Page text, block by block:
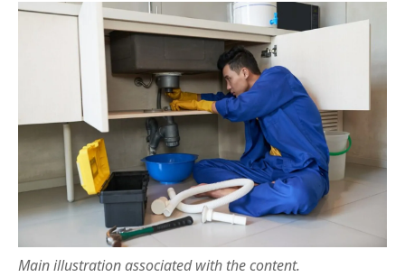
Main illustration associated with the content.